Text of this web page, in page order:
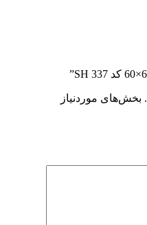
بخش‌های موردنیاز